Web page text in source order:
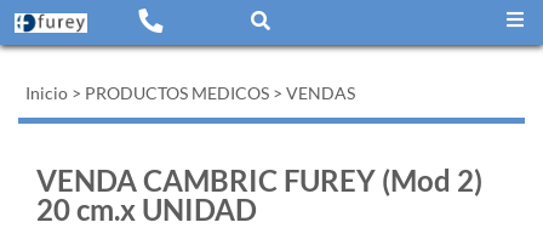
Inicio > PRODUCTOS MEDICOS > VENDAS
VENDA CAMBRIC FUREY (Mod 2)
20 cm.x UNIDAD